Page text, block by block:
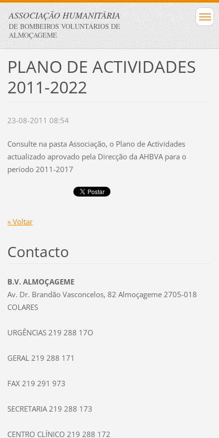
ASSOCIAÇÃO HUMANITÁRIA
DE BOMBEIROS VOLUNTÁRIOS DE
ALMOÇAGEME
PLANO DE ACTIVIDADES
2011-2022
23-08-2011 08:54
Consulte na pasta Associação, o Plano de Actividades
actualizado aprovado pela Direcção da AHBVA para o
período 2011-2017
« Voltar
Contacto
B.V. ALMOÇAGEME
Av. Dr. Brandão Vasconcelos, 82 Almoçageme 2705-018
COLARES
URGÊNCIAS 219 288 17O
GERAL 219 288 171
FAX 219 291 973
SECRETARIA 219 288 173
CENTRO CLÍNICO 219 288 172